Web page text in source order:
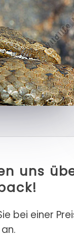
uns
bei einer